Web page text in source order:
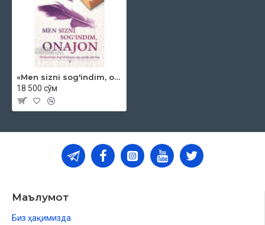
«Men sizni sog'indim, onajon»
18 500 сўм
Маълумот
Биз ҳақимизда